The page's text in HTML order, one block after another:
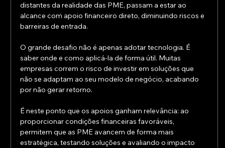
distantes da realidade das PME, passam a estar ao
alcance com apoio financeiro direto, diminuindo riscos e
barreiras de entrada.
O grande desafio não é apenas adotar tecnologia. É
saber onde e como aplicá-la de forma útil. Muitas
empresas correm o risco de investir em soluções que
não se adaptam ao seu modelo de negócio, acabando
por não gerar retorno.
É neste ponto que os apoios ganham relevância: ao
proporcionar condições financeiras favoráveis,
permitem que as PME avancem de forma mais
estratégica, testando soluções e avaliando o impacto